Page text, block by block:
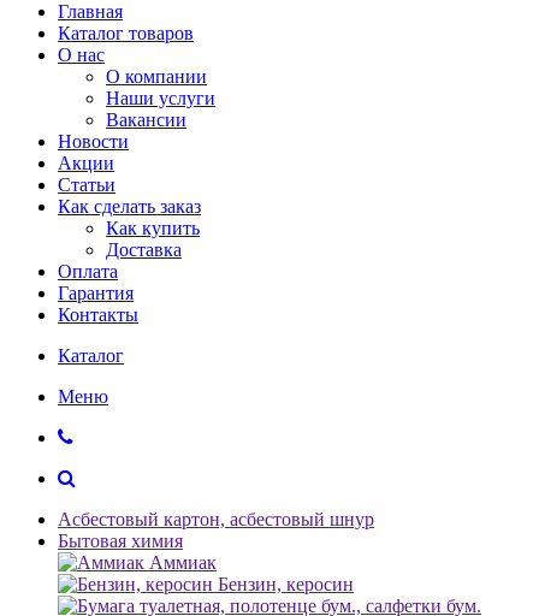
Главная
Каталог товаров
О нас
О компании
Наши услуги
Вакансии
Новости
Акции
Статьи
Как сделать заказ
Как купить
Доставка
Оплата
Гарантия
Контакты
Каталог
Меню
Асбестовый картон, асбестовый шнур
Бытовая химия
Аммиак
Бензин, керосин